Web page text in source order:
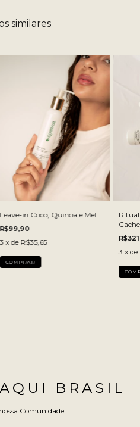
similares
Leave-in Coco, Quinoa e Mel
R$99,90
3 x de R$35,65
COMPRAR
Ritual
3 x de
BRASIL
Comunidade